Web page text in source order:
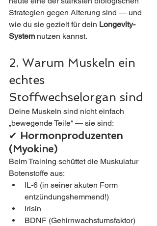
Strategien gegen Alterung sind — und
wie du sie gezielt für dein Longevity-
System nutzen kannst.
2. Warum Muskeln ein
echtes
Stoffwechselorgan sind
Deine Muskeln sind nicht einfach
„bewegende Teile“ — sie sind:
✔ Hormonproduzenten
(Myokine)
Beim Training schüttet die Muskulatur
Botenstoffe aus:
IL-6 (in seiner akuten Form
entzündungshemmend!)
Irisin
BDNF (Gehirnwachstumsfaktor)